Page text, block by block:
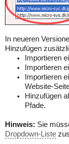
In neueren
Hinzufügen
Importieren
Importieren
Importieren
Website-
Hinzufügen
Pfade.
Hinweis: Sie
Dropdown-Liste